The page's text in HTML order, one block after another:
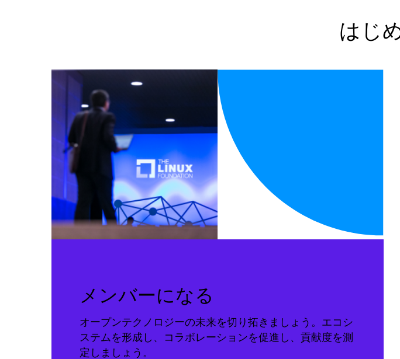
はじ
メンバーになる
オープンテクノロジーの未来を切り拓きましょう。エコシ
ステムを形成し、コラボレーションを促進し、貢献度を測
定しましょう。